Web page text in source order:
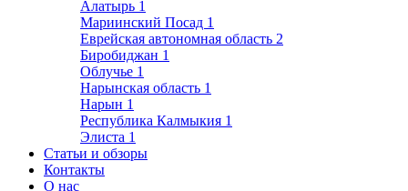
Алатырь 1
Мариинский Посад 1
Еврейская автономная область 2
Биробиджан 1
Облучье 1
Нарынская область 1
Нарын 1
Республика Калмыкия 1
Элиста 1
Статьи и обзоры
Контакты
О нас